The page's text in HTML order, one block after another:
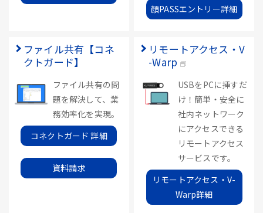
顔PASSエントリー詳細
ファイル共有【コネ
クトガード】
ファイル共有の問
題を解決して、業
務効率化を実現。
コネクトガード 詳細
資料請求
リモートアクセス・V
-Warp
USBをPCに挿すだ
け！簡単・安全に
社内ネットワーク
にアクセスできる
リモートアクセス
サービスです。
リモートアクセス・V-
Warp詳細